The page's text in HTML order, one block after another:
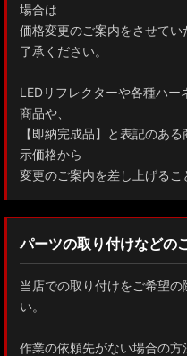
ZYX10 NGX50 C-HR
AAHH40W/AAHH45W/
AAHH40W/AAHH45W/
AYH30/GGH30/35/AGH30/
AYH30/GGH30/35/AGH30/
ACR50 エスティマ
ZWR90W/ZWR95W/
ZRR80 ノア/ヴォクシー
場合は
価格変更のご案内をさせて
了承ください。
LEDリフレクターや各種ハ
商品や、
【即納完成品】と表記のあ
示価格から
変更のご案内を差し上げるこ
パーツの取り付けなどの
当店での取り付けをご希望
い。
作業の依頼先がない場合の方